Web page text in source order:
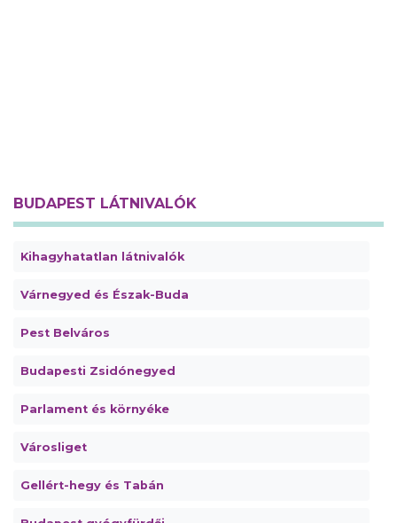
BUDAPEST LÁTNIVALÓK
Kihagyhatatlan látnivalók
Várnegyed és Észak-Buda
Pest Belváros
Budapesti Zsidónegyed
Parlament és környéke
Városliget
Gellért-hegy és Tabán